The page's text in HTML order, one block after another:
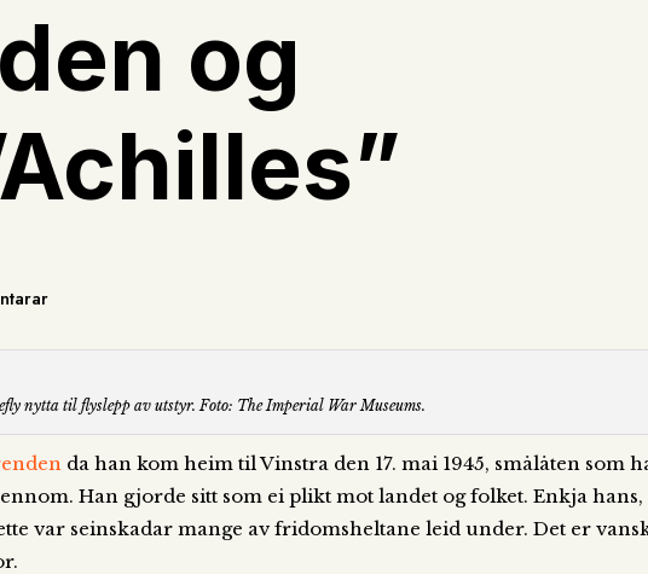
og
nytta til flyslepp av utstyr. Foto: The Imperial War Museums.
da han kom heim til Vinstra den 17. mai 1945, smålåten som
Han gjorde sitt som ei plikt mot landet og folket. Enkja
var seinskadar mange av fridomsheltane leid under. Det er